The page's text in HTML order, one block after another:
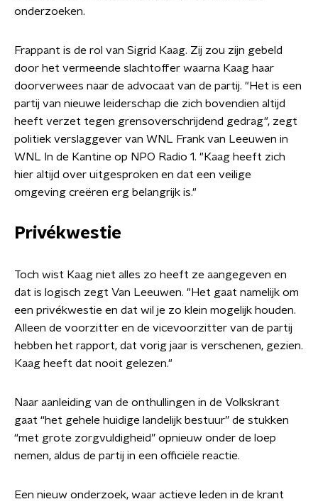
onderzoeken.
Frappant is de rol van Sigrid Kaag. Zij zou zijn gebeld
door het vermeende slachtoffer waarna Kaag haar
doorverwees naar de advocaat van de partij. "Het is een
partij van nieuwe leiderschap die zich bovendien altijd
heeft verzet tegen grensoverschrijdend gedrag", zegt
politiek verslaggever van WNL Frank van Leeuwen in
WNL In de Kantine op NPO Radio 1. "Kaag heeft zich
hier altijd over uitgesproken en dat een veilige
omgeving creëren erg belangrijk is."
Privékwestie
Toch wist Kaag niet alles zo heeft ze aangegeven en
dat is logisch zegt Van Leeuwen. "Het gaat namelijk om
een privékwestie en dat wil je zo klein mogelijk houden.
Alleen de voorzitter en de vicevoorzitter van de partij
hebben het rapport, dat vorig jaar is verschenen, gezien.
Kaag heeft dat nooit gelezen."
Naar aanleiding van de onthullingen in de Volkskrant
gaat “het gehele huidige landelijk bestuur” de stukken
“met grote zorgvuldigheid” opnieuw onder de loep
nemen, aldus de partij in een officiële reactie.
Een nieuw onderzoek, waar actieve leden in de krant